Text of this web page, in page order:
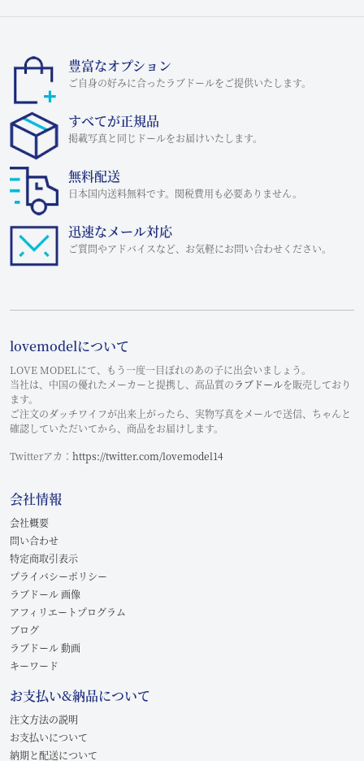
豊富なオプション
ご自身の好みに合ったラブドールをご提供いたします。
すべてが正規品
掲載写真と同じドールをお届けいたします。
無料配送
日本国内送料無料です。関税費用も必要ありません。
迅速なメール対応
ご質問やアドバイスなど、お気軽にお問い合わせください。
lovemodelについて
LOVE MODELにて、もう一度一目ぼれのあの子に出会いましょう。
当社は、中国の優れたメーカーと提携し、高品質のラブドールを販売しており
ます。
ご注文のダッチワイフが出来上がったら、実物写真をメールで送信、ちゃんと
確認していただいてから、商品をお届けします。
Twitterアカ： https://twitter.com/lovemodel14
会社情報
会社概要
問い合わせ
特定商取引表示
プライバシーポリシー
ラブドール 画像
アフィリエートプログラム
ブログ
ラブドール 動画
キーワード
お支払い&納品について
注文方法の説明
お支払いについて
納期と配送について